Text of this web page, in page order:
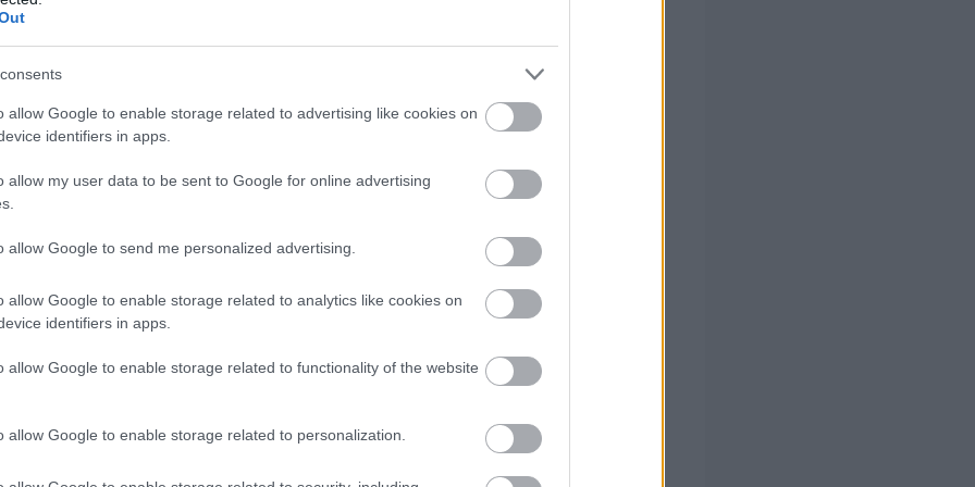
allow Google to enable storage related to advertising like cookies on
identifiers in apps.
allow my user data to be sent to Google for online advertising
allow Google to send me personalized advertising.
allow Google to enable storage related to analytics like cookies on
identifiers in apps.
allow Google to enable storage related to functionality of the website
allow Google to enable storage related to personalization.
εντόπισε το Α/Κ σκάφος, με κυβερνήτη τον 44χρονο. Παράλληλα,
ημεδαπός να κρέμεται από σωσίβια κουλούρα και ανασύρθηκε από
χωρίς τις αισθήσεις του. Ο 47χρονος μεταφέρθηκε στον λιμένα
συνέχεια διεκομίσθη με ασθενοφόρο όχημα του ΕΚΑΒ στο Γενικό
όπου διαπιστώθηκε ο θάνατός του. Το Α/Κ σκάφος οδηγήθηκε στον
όπου διενεργήθηκε λήψη βιολογικού υλικού καθώς και εξειδικευμένη
του Γραφείου Εγκληματολογικών Ερευνών (Γ.Ε.Ε.) του
Καλύμνου που διενεργεί την προανάκριση, παραγγέλθηκε η διενέργεια
καθώς και ιστολογικής και τοξικολογικής εξέτασης από την
Δωδεκανήσου. Όπως διαπιστώθηκε κατά την εξέλιξη της
συλληφθείς όσο και το θύμα έχουν απασχολήσει κατά το πρόσφατο
για έτερα αδικήματα.».